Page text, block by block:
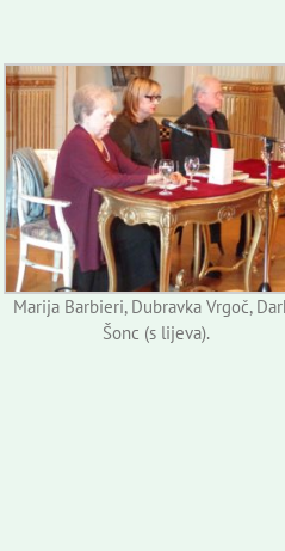
Marija Barbieri, Dubravka Vrgoč,
Šonc (s lijeva).